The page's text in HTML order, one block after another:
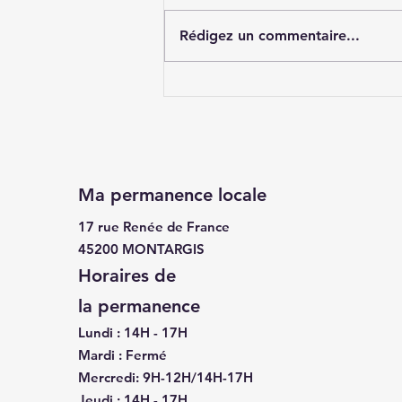
Rédigez un commentaire...
Ma permanence locale
17 rue Renée de France
45200 MONTARGIS
Horaires de
la permanence
Lundi : 14H - 17H
Mardi : Fermé
Mercredi: 9H-12H/14H-17H